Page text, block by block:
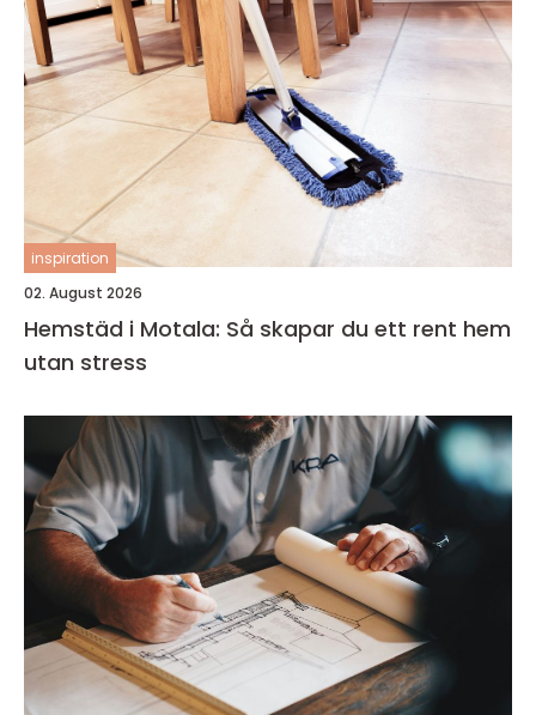
inspiration
02. August 2026
Hemstäd i Motala: Så skapar du ett rent hem
utan stress